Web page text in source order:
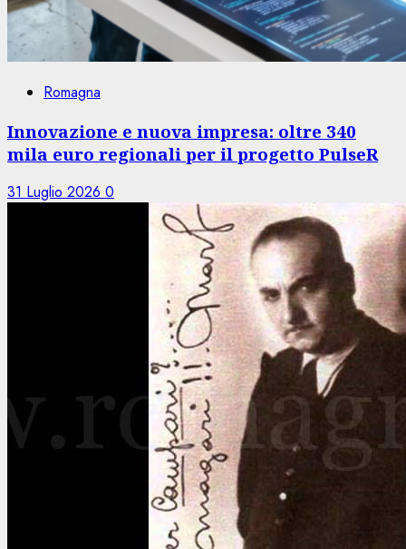
Romagna
Innovazione e nuova impresa: oltre 340
mila euro regionali per il progetto PulseR
31 Luglio 2026 0